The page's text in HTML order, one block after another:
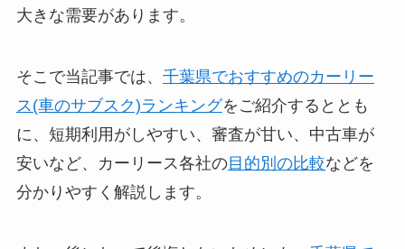
大きな需要があります。
そこで当記事では、 千葉県でおすすめのカーリー
ス(車のサブスク)ランキングをご紹介するととも
に、短期利用がしやすい、審査が甘い、中古車が
安いなど、カーリース各社の目的別の比較などを
分かりやすく解説します。